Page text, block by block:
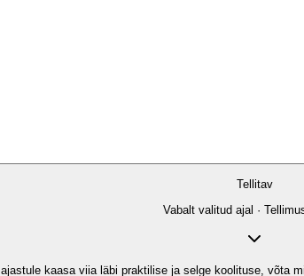
Tellitav
Vabalt valitud ajal ·
kaasa viia läbi praktilise ja selge koolituse, võta